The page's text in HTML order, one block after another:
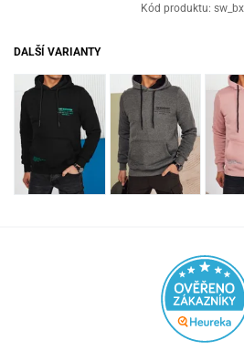
Kód produktu:
DALŠÍ VARIANTY